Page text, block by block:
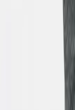
É muito simples!
Segundo, pode
para guiar a
vento'). Terceiro,
proporção do
poucos minutos,
Que tipo de